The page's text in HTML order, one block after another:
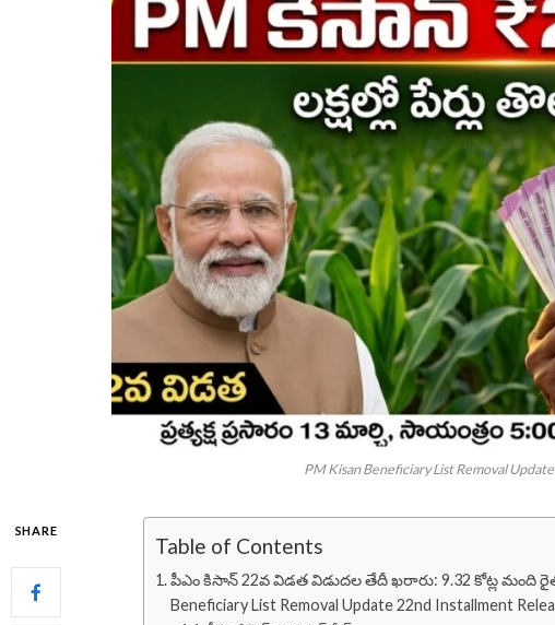
PM Kisan Beneficiary List Removal
SHARE
Table of Contents
పీఎం కిసాన్ 22వ విడత విడుదల తేదీ ఖరారు: 9.32 కోట్ల మంది
Beneficiary List Removal Update 22nd Installment